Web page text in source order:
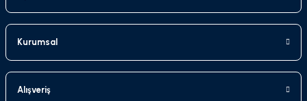
Kurumsal
Alışveriş